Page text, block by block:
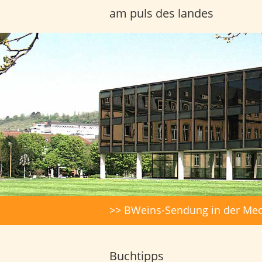
am puls des landes
Headerbilder
>> BWeins-Sendung in der
Buchtipps